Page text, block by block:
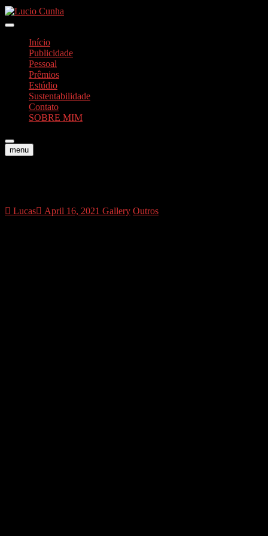
Skip
to
Lucio Cunha
Foto e Vídeos
Início
Publicidade
Pessoal
Prêmios
Estúdio
Sustentabilidade
Contato
SOBRE MIM
menu
Lucas April 16, 2021 Gallery Outros